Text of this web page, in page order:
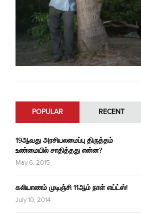
POPULAR RECENT
19ஆவது அரசியலமைப்பு திருத்தம்
உண்மையில் சாதித்தது என்ன?
May 6, 2015
கலியாணம் முடிஞ்சி 11ஆம் நாள் எய்ட்ஸ்!
July 10, 2014